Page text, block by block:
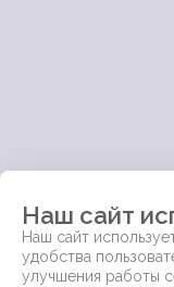
Наш сайт
Наш сайт
удобства
улучшения работы